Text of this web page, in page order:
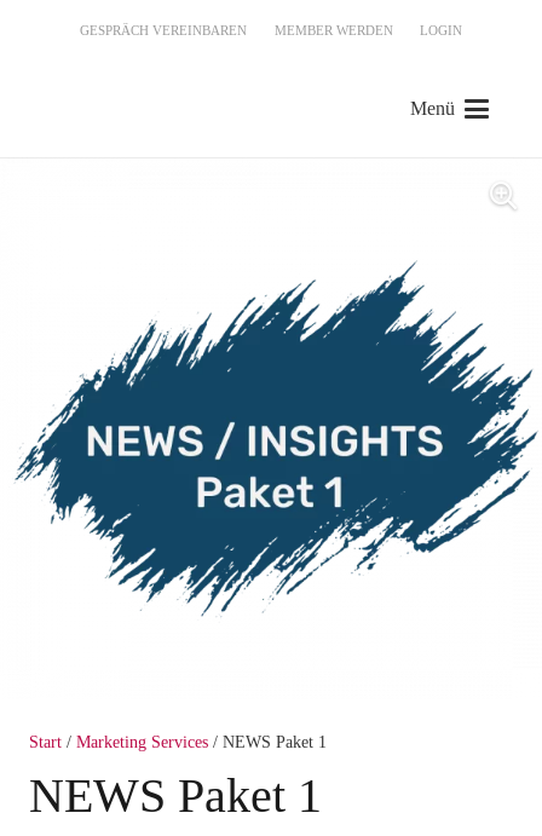
GESPRÄCH VEREINBAREN MEMBER WERDEN LOGIN
Menü
Start / Marketing Services / NEWS Paket 1
NEWS Paket 1